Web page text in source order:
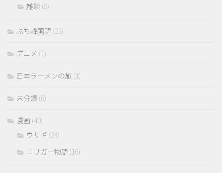
雑談 (8)
ぷち韓国語 (21)
アニメ (1)
日本ラーメンの旅 (1)
未分類 (6)
漫画 (40)
ウサギ (24)
コリガー物語 (16)